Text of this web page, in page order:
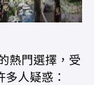
熱門選擇，受
人疑惑：